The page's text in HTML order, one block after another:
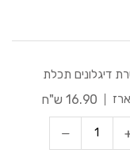
דיגלונים תכלת
16.90 ש"ח